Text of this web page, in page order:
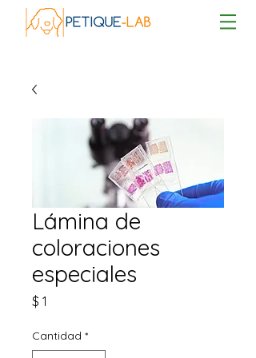
Lámina de
coloraciones
especiales
$ 1
Cantidad *